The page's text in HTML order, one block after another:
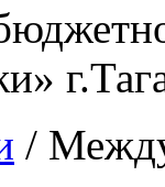
/